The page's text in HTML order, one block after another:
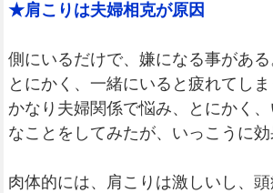
★肩こりは夫婦相克が原因
側にいるだけで、嫌になる事がある
とにかく、一緒にいると疲れてしま
かなり夫婦関係で悩み、とにかく
なことをしてみたが、いっこうに効
肉体的には、肩こりは激しいし、頭